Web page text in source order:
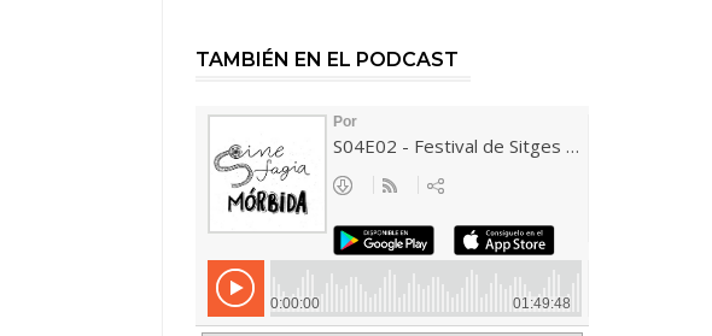
TAMBIÉN EN EL PODCAST